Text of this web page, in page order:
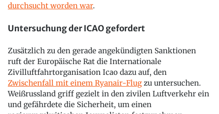
durchsucht worden war.
Untersuchung der ICAO gefordert
Zusätzlich zu den gerade angekündigten Sanktionen
ruft der Europäische Rat die Internationale
Zivilluftfahrtorganisation Icao dazu auf, den
Zwischenfall mit einem Ryanair-Flug zu untersuchen.
Weißrussland griff gezielt in den zivilen Luftverkehr ein
und gefährdete die Sicherheit, um einen